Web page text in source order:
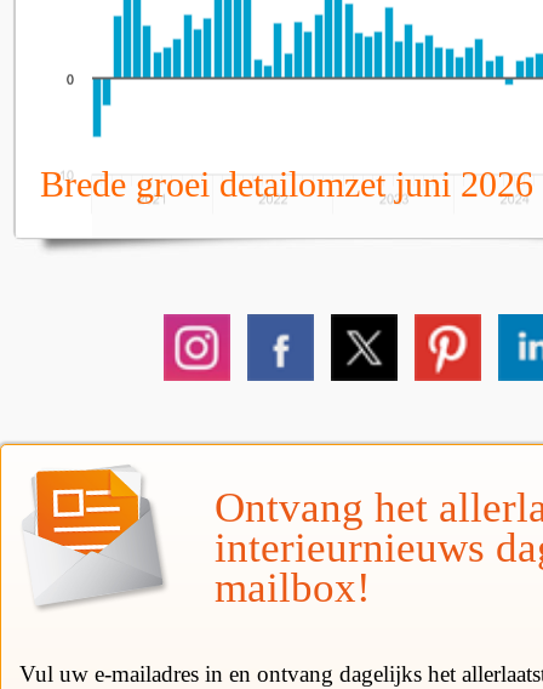
Brede groei detailomzet juni 2026
Ontvang het
interieurnieuws
mailbox!
Vul uw e-mailadres in en ontvang dagelijks het